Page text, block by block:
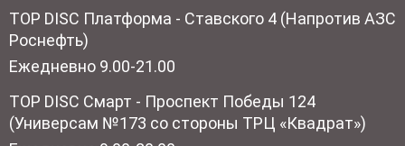
TOP DISC Платформа - Ставского 4 (Напротив АЗС
Роснефть)
Ежедневно 9.00-21.00
TOP DISC Смарт - Проспект Победы 124
(Универсам №173 со стороны ТРЦ «Квадрат»)